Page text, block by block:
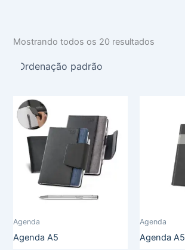
Mostrando todos os 20 resultados
Agenda
Agenda A5
Agenda
Agenda A5